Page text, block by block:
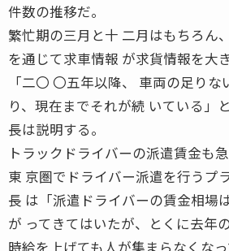
件数の推移だ。
繁忙期の三月と十 二月はもちろん
を通じて求車情報 が求貨情報を大
「二〇 〇五年以降、 車両の足り
り、現在までそれが続 いている」
長は説明する。
トラックドライバーの派遣賃金も急
東 京圏でドライバー派遣を行うプ
長 は「派遣ドライバーの賃金相場
が ってきてはいたが、とくに去年
時給を上げても人が集まらなくなっ